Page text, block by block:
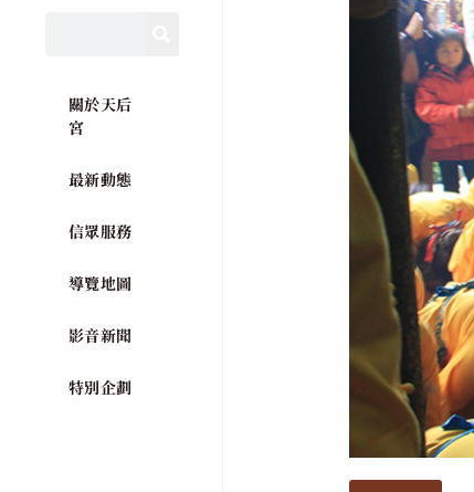
關於天后
宮
最新動態
信眾服務
導覽地圖
影音新聞
特別企劃